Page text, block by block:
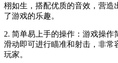
栩如生，搭配优质的音效，营造
了游戏的乐趣。
2. 简单易上手的操作：游戏操
滑动即可进行瞄准和射击，非常
玩家。